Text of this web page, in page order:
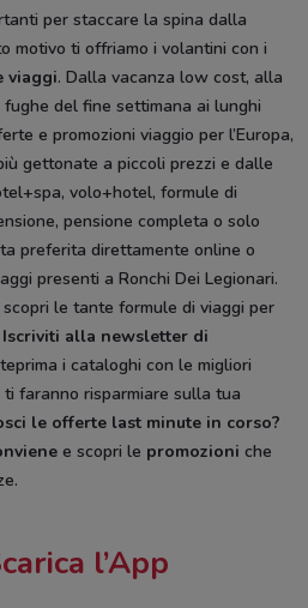
per staccare la spina dalla
motivo ti offriamo i volantini con i
viaggi. Dalla vacanza low cost, alla
del fine settimana ai lunghi
e promozioni viaggio per l’Europa,
gettonate a piccoli prezzi e dalle
volo+hotel, formule di
pensione completa o solo
preferita direttamente online o
presenti a Ronchi Dei Legionari.
le tante formule di viaggi per
Iscriviti alla newsletter di
i cataloghi con le migliori
ti faranno risparmiare sulla tua
le offerte last minute in corso?
e scopri le promozioni che
l’App